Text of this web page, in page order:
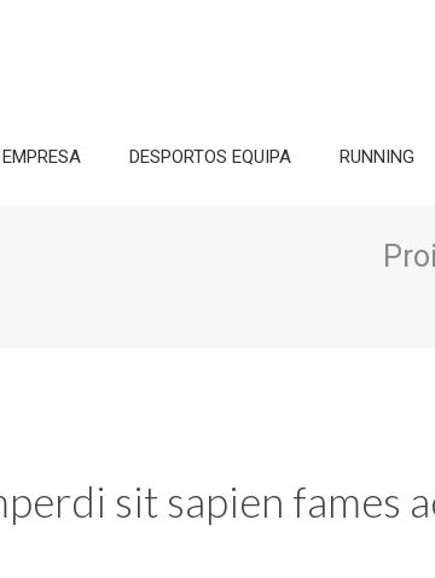
EMPRESA DESPORTOS EQUIPA RUNNING
sit sapien fames